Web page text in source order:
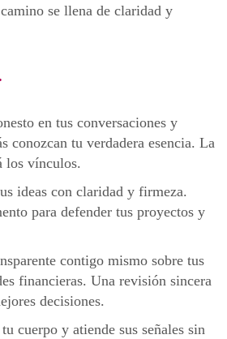
se llena de claridad y
en tus conversaciones y
conozcan tu verdadera esencia. La
los vínculos.
ideas con claridad y firmeza.
para defender tus proyectos y
contigo mismo sobre tus
financieras. Una revisión sincera
decisiones.
cuerpo y atiende sus señales sin